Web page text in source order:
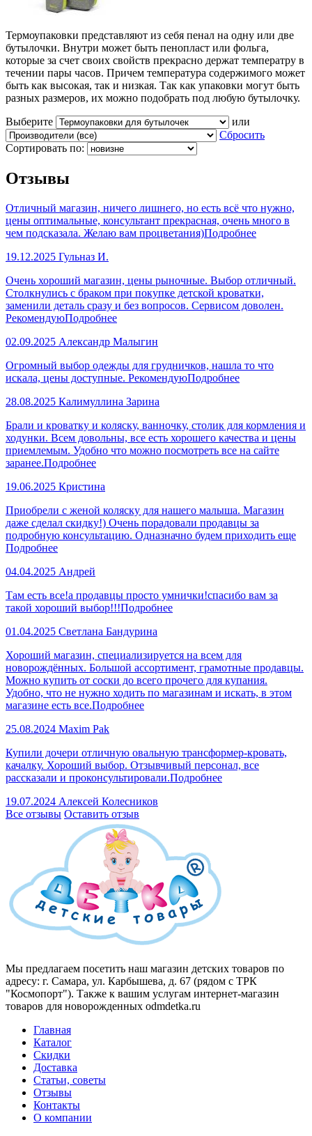
Термоупаковки представляют из себя пенал на одну или две
бутылочки. Внутри может быть пенопласт или фольга,
которые за счет своих свойств прекрасно держат температру в
течении пары часов. Причем температура содержимого может
быть как высокая, так и низкая. Так как упаковки могут быть
разных размеров, их можно подобрать под любую бутылочку.
Выберите
или
Сбросить
Сортировать по:
Отзывы
Отличный магазин, ничего лишнего, но есть всё что нужно,
цены оптимальные, консультант прекрасная, очень много в
чем подсказала. Желаю вам процветания)Подробнее
19.12.2025 Гульназ И.
Очень хороший магазин, цены рыночные. Выбор отличный.
Столкнулись с браком при покупке детской кроватки,
заменили деталь сразу и без вопросов. Сервисом доволен.
РекомендуюПодробнее
02.09.2025 Александр Малыгин
Огромный выбор одежды для грудничков, нашла то что
искала, цены доступные. РекомендуюПодробнее
28.08.2025 Калимуллина Зарина
Брали и кроватку и коляску, ванночку, столик для кормления и
ходунки. Всем довольны, все есть хорошего качества и цены
приемлемым. Удобно что можно посмотреть все на сайте
заранее.Подробнее
19.06.2025 Кристина
Приобрели с женой коляску для нашего малыша. Магазин
даже сделал скидку!) Очень порадовали продавцы за
подробную консультацию. Одназначно будем приходить еще
Подробнее
04.04.2025 Андрей
Там есть все!а продавцы просто умнички!спасибо вам за
такой хороший выбор!!!Подробнее
01.04.2025 Светлана Бандурина
Хороший магазин, специализируется на всем для
новорождённых. Большой ассортимент, грамотные продавцы.
Можно купить от соски до всего прочего для купания.
Удобно, что не нужно ходить по магазинам и искать, в этом
магазине есть все.Подробнее
25.08.2024 Maxim Pak
Купили дочери отличную овальную трансформер-кровать,
качалку. Хороший выбор. Отзывчивый персонал, все
рассказали и проконсультировали.Подробнее
19.07.2024 Алексей Колесников
Все отзывы Оставить отзыв
Мы предлагаем посетить наш магазин детских товаров по
адресу: г. Самара, ул. Карбышева, д. 67 (рядом с ТРК
"Космопорт"). Также к вашим услугам интернет-магазин
товаров для новорожденных odmdetka.ru
Главная
Каталог
Скидки
Доставка
Статьи, советы
Отзывы
Контакты
О компании